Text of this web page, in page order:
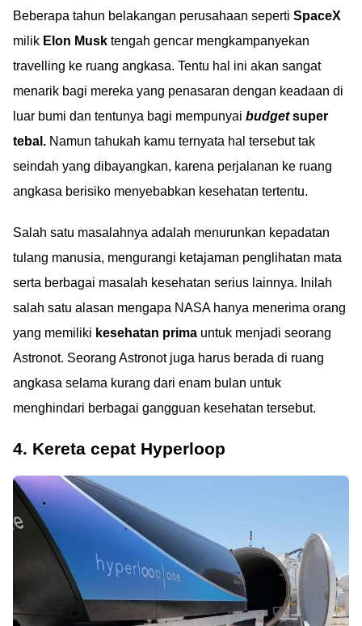
Beberapa tahun belakangan perusahaan seperti SpaceX
milik Elon Musk tengah gencar mengkampanyekan
travelling ke ruang angkasa. Tentu hal ini akan sangat
menarik bagi mereka yang penasaran dengan keadaan di
luar bumi dan tentunya bagi mempunyai budgetsuper
tebal. Namun tahukah kamu ternyata hal tersebut tak
seindah yang dibayangkan, karena perjalanan ke ruang
angkasa berisiko menyebabkan kesehatan tertentu.
Salah satu masalahnya adalah menurunkan kepadatan
tulang manusia, mengurangi ketajaman penglihatan mata
serta berbagai masalah kesehatan serius lainnya. Inilah
salah satu alasan mengapa NASA hanya menerima orang
yang memiliki kesehatan prima untuk menjadi seorang
Astronot. Seorang Astronot juga harus berada di ruang
angkasa selama kurang dari enam bulan untuk
menghindari berbagai gangguan kesehatan tersebut.
4. Kereta cepat Hyperloop